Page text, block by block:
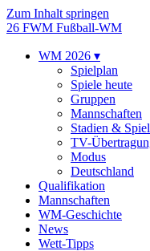
Zum Inhalt springen
26 FWM Fußball-WM
WM 2026 ▾
Spielplan
Spiele heute
Gruppen
Mannschaften
Stadien &
TV-
Modus
Deutschland
Qualifikation
Mannschaften
WM-Geschichte
News
Wett-Tipps